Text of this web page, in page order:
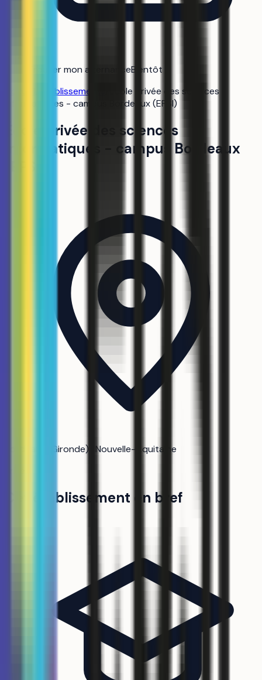
Trouver mon alternanceBientôt
Établissements
École privée des sciences
informatiques - campus Bordeaux (EPSI)
École privée des sciences
informatiques - campus Bordeaux
Bordeaux (Gironde) · Nouvelle-Aquitaine
Cet établissement en bref